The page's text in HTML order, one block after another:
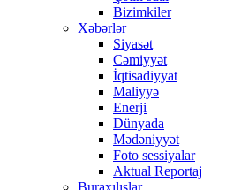
Bizimkiler
Xəbərlər
Siyasət
Cəmiyyət
İqtisadiyyat
Maliyyə
Enerji
Dünyada
Mədəniyyət
Foto sessiyalar
Aktual Reportaj
Buraxılışlar